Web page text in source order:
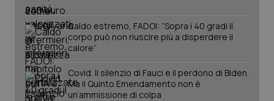
Ulcera & Reflusso
Vaccini
Caldo estremo, FADOI: “Sopra i 40 gradi il
corpo può non riuscire più a disperdere il
calore”
Covid. Il silenzio di Fauci e il perdono di Biden.
Ma il Quinto Emendamento non è
un’ammissione di colpa